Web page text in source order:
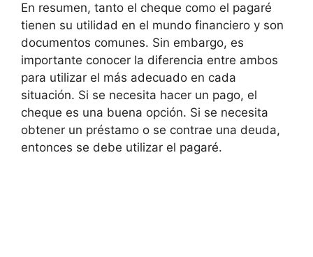
En resumen, tanto el cheque como el pagaré
tienen su utilidad en el mundo financiero y son
documentos comunes. Sin embargo, es
importante conocer la diferencia entre ambos
para utilizar el más adecuado en cada
situación. Si se necesita hacer un pago, el
cheque es una buena opción. Si se necesita
obtener un préstamo o se contrae una deuda,
entonces se debe utilizar el pagaré.